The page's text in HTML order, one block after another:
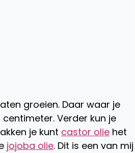
groeien. Daar waar je
Verder kun je
je kunt castor olie het
jojoba olie. Dit is een van mij